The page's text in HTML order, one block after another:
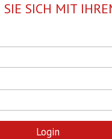
SICH MIT
Login